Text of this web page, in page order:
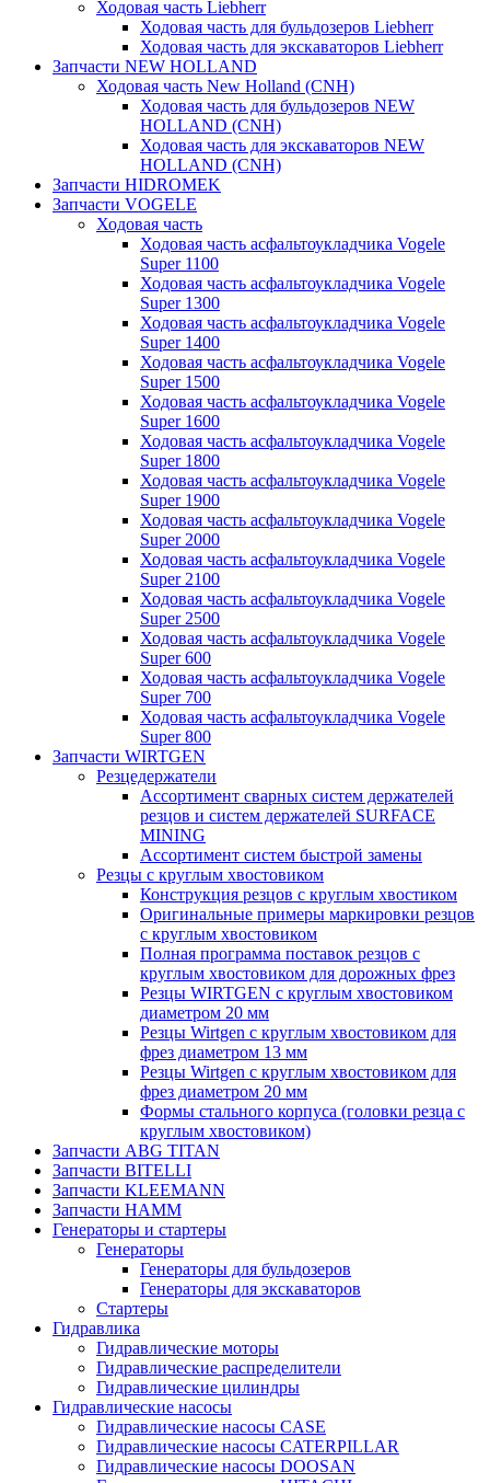
Ходовая часть Liebherr
Ходовая часть для бульдозеров Liebherr
Ходовая часть для экскаваторов Liebherr
Запчасти NEW HOLLAND
Ходовая часть New Holland (CNH)
Ходовая часть для бульдозеров NEW
HOLLAND (CNH)
Ходовая часть для экскаваторов NEW
HOLLAND (CNH)
Запчасти HIDROMEK
Запчасти VOGELE
Ходовая часть
Ходовая часть асфальтоукладчика Vogele
Super 1100
Ходовая часть асфальтоукладчика Vogele
Super 1300
Ходовая часть асфальтоукладчика Vogele
Super 1400
Ходовая часть асфальтоукладчика Vogele
Super 1500
Ходовая часть асфальтоукладчика Vogele
Super 1600
Ходовая часть асфальтоукладчика Vogele
Super 1800
Ходовая часть асфальтоукладчика Vogele
Super 1900
Ходовая часть асфальтоукладчика Vogele
Super 2000
Ходовая часть асфальтоукладчика Vogele
Super 2100
Ходовая часть асфальтоукладчика Vogele
Super 2500
Ходовая часть асфальтоукладчика Vogele
Super 600
Ходовая часть асфальтоукладчика Vogele
Super 700
Ходовая часть асфальтоукладчика Vogele
Super 800
Запчасти WIRTGEN
Резцедержатели
Ассортимент сварных систем держателей
резцов и систем держателей SURFACE
MINING
Ассортимент систем быстрой замены
Резцы с круглым хвостовиком
Конструкция резцов с круглым хвостиком
Оригинальные примеры маркировки резцов
с круглым хвостовиком
Полная программа поставок резцов с
круглым хвостовиком для дорожных фрез
Резцы WIRTGEN с круглым хвостовиком
диаметром 20 мм
Резцы Wirtgen с круглым хвостовиком для
фрез диаметром 13 мм
Резцы Wirtgen с круглым хвостовиком для
фрез диаметром 20 мм
Формы стального корпуса (головки резца с
круглым хвостовиком)
Запчасти ABG TITAN
Запчасти BITELLI
Запчасти KLEEMANN
Запчасти HAMM
Генераторы и стартеры
Генераторы
Генераторы для бульдозеров
Генераторы для экскаваторов
Стартеры
Гидравлика
Гидравлические моторы
Гидравлические распределители
Гидравлические цилиндры
Гидравлические насосы
Гидравлические насосы CASE
Гидравлические насосы CATERPILLAR
Гидравлические насосы DOOSAN